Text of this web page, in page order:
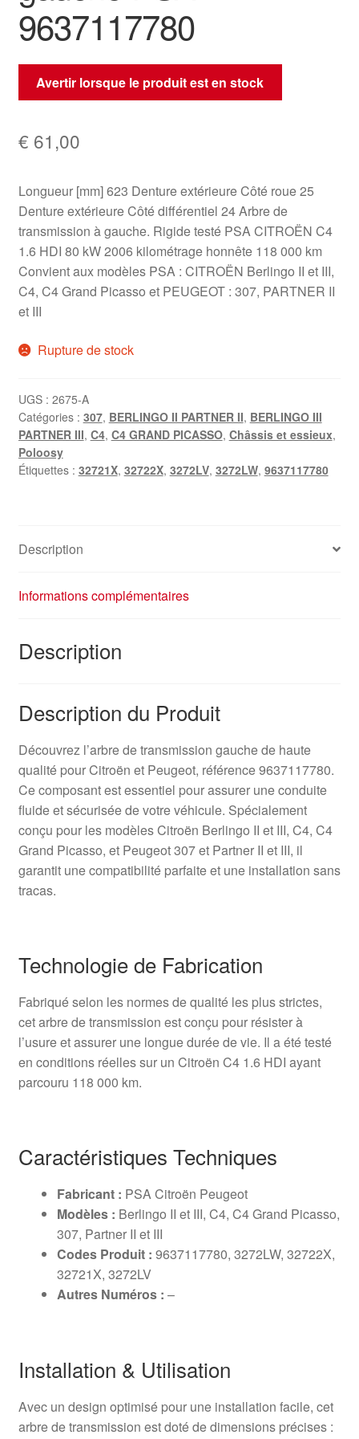
9637117780
Avertir lorsque le produit est en stock
€ 61,00
Longueur [mm] 623 Denture extérieure Côté roue 25
Denture extérieure Côté différentiel 24 Arbre de
transmission à gauche. Rigide testé PSA CITROËN C4
1.6 HDI 80 kW 2006 kilométrage honnête 118 000 km
Convient aux modèles PSA : CITROËN Berlingo II et III,
C4, C4 Grand Picasso et PEUGEOT : 307, PARTNER II
et III
Rupture de stock
UGS : 2675-A
Catégories : 307, BERLINGO II PARTNER II, BERLINGO III
PARTNER III, C4, C4 GRAND PICASSO, Châssis et essieux,
Poloosy
Étiquettes : 32721X, 32722X, 3272LV, 3272LW, 9637117780
Description
Informations complémentaires
Description
Description du Produit
Découvrez l’arbre de transmission gauche de haute
qualité pour Citroën et Peugeot, référence 9637117780.
Ce composant est essentiel pour assurer une conduite
fluide et sécurisée de votre véhicule. Spécialement
conçu pour les modèles Citroën Berlingo II et III, C4, C4
Grand Picasso, et Peugeot 307 et Partner II et III, il
garantit une compatibilité parfaite et une installation sans
tracas.
Technologie de Fabrication
Fabriqué selon les normes de qualité les plus strictes,
cet arbre de transmission est conçu pour résister à
l’usure et assurer une longue durée de vie. Il a été testé
en conditions réelles sur un Citroën C4 1.6 HDI ayant
parcouru 118 000 km.
Caractéristiques Techniques
Fabricant : PSA Citroën Peugeot
Modèles : Berlingo II et III, C4, C4 Grand Picasso,
307, Partner II et III
Codes Produit : 9637117780, 3272LW, 32722X,
32721X, 3272LV
Autres Numéros : –
Installation & Utilisation
Avec un design optimisé pour une installation facile, cet
arbre de transmission est doté de dimensions précises :